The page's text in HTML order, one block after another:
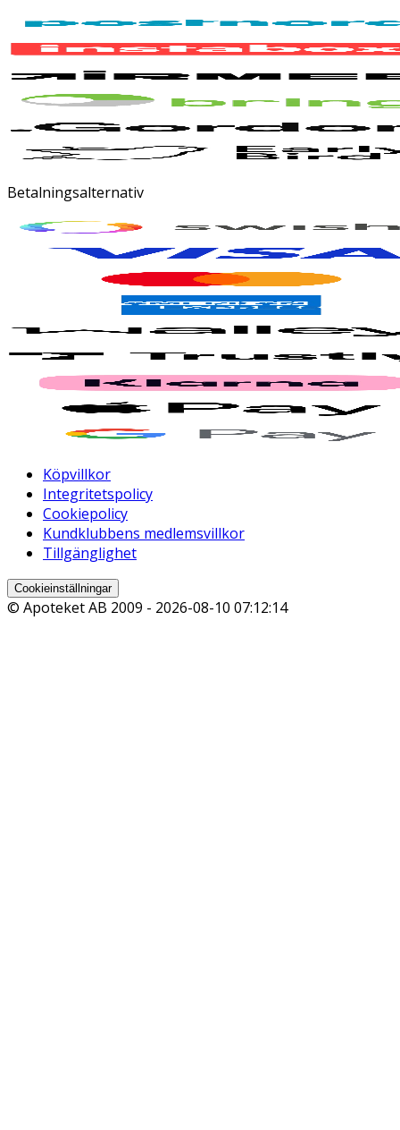
Betalningsalternativ
Köpvillkor
Integritetspolicy
Cookiepolicy
Kundklubbens medlemsvillkor
Tillgänglighet
Cookieinställningar
© Apoteket AB 2009 - 2026-08-10 07:12:14